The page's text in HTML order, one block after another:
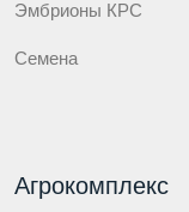
+7 (8352)
Чувашская